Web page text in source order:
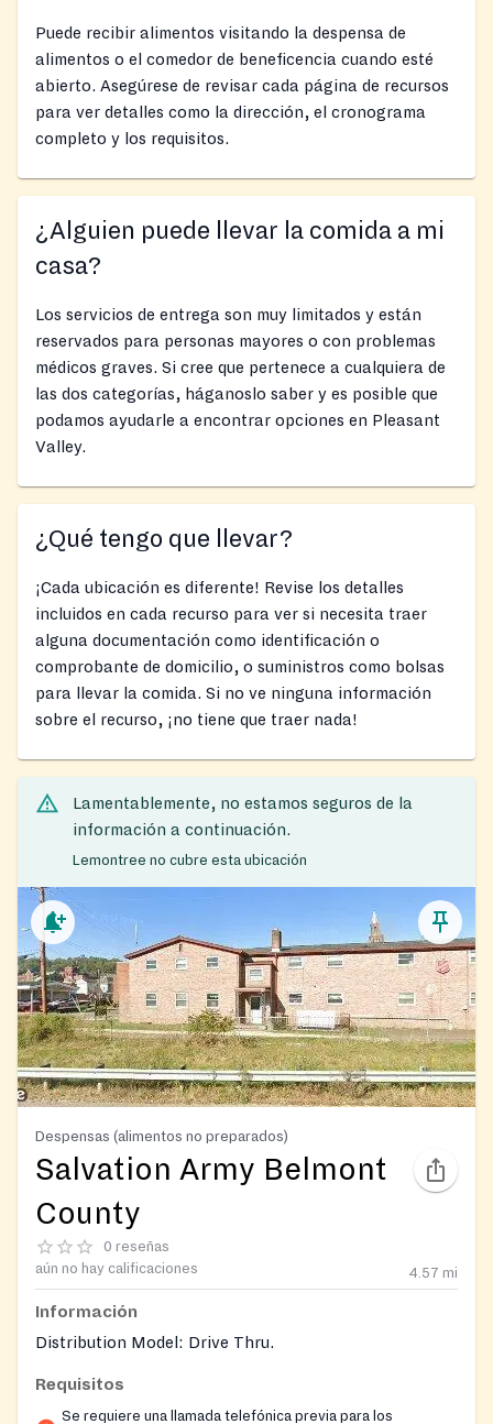
Puede recibir alimentos visitando la despensa de
alimentos o el comedor de beneficencia cuando esté
abierto. Asegúrese de revisar cada página de recursos
para ver detalles como la dirección, el cronograma
completo y los requisitos.
¿Alguien puede llevar la comida a mi
casa?
Los servicios de entrega son muy limitados y están
reservados para personas mayores o con problemas
médicos graves. Si cree que pertenece a cualquiera de
las dos categorías, háganoslo saber y es posible que
podamos ayudarle a encontrar opciones en Pleasant
Valley.
¿Qué tengo que llevar?
¡Cada ubicación es diferente! Revise los detalles
incluidos en cada recurso para ver si necesita traer
alguna documentación como identificación o
comprobante de domicilio, o suministros como bolsas
para llevar la comida. Si no ve ninguna información
sobre el recurso, ¡no tiene que traer nada!
Lamentablemente, no estamos seguros de la
información a continuación.
Lemontree no cubre esta ubicación
Despensas (alimentos no preparados)
Salvation Army Belmont
County
0 reseñas
aún no hay calificaciones
4.57 mi
Información
Distribution Model: Drive Thru.
Requisitos
Se requiere una llamada telefónica previa para los